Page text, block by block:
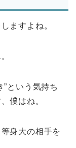
ますよね。
”という気持ち
僕はね。
身大の相手を